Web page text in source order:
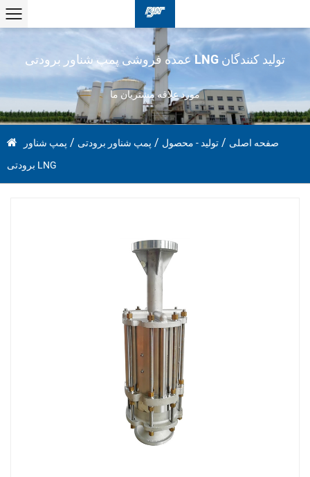
عمده فروشی پمپ شناور برودتی LNG تولید کنندگان
مورد علاقه مشتریان ما
صفحه اصلی / تولید - محصول / پمپ شناور برودتی / پمپ شناور
برودتی LNG